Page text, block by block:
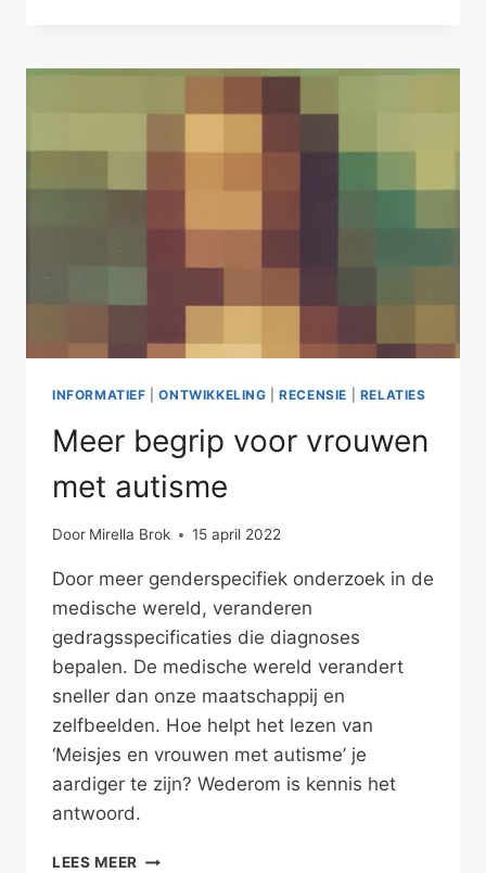
CREËER
INFORMATIEF |ONTWIKKELING |RECENSIE RELATIES
Meer begrip voor vrouwen
met autisme
Door Mirella Brok 15 april 2022
Door meer genderspecifiek onderzoek in de
medische wereld, veranderen
gedragsspecificaties die diagnoses
bepalen. De medische wereld verandert
sneller dan onze maatschappij en
zelfbeelden. Hoe helpt het lezen van
‘Meisjes en vrouwen met autisme’ je
aardiger te zijn? Wederom is kennis het
antwoord.
LEES MEER MEER